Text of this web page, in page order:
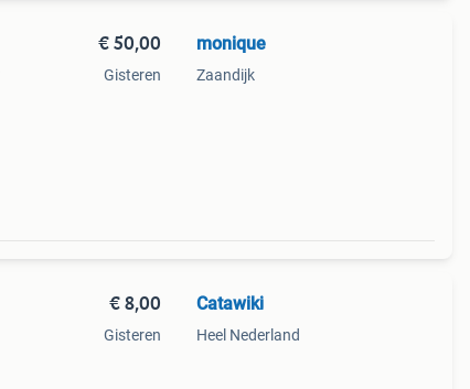
€ 50,00
Gisteren
monique
Zaandijk
€ 8,00
Gisteren
Catawiki
Heel Nederland